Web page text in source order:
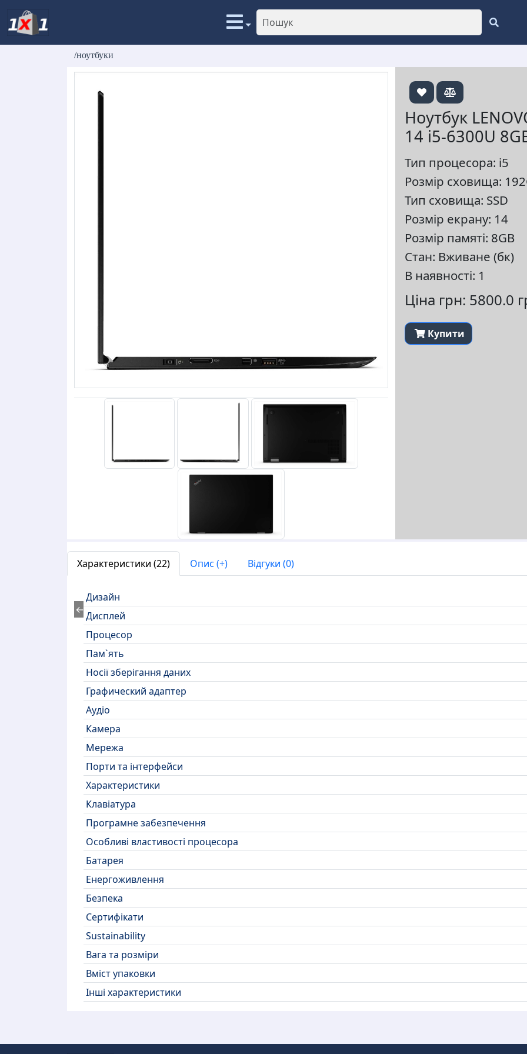
/ноутбуки
← →
Ноутбук
14 i5-6300U
Тип процесора: i5
Розмір сховища:
Тип сховища: SSD
Розмір екрану: 14
Розмір памяті: 8GB
Стан: Вживане (бк)
В наявності: 1
Ціна грн: 5800.0
Купити
Характеристики (22) Опис (+) Відгуки (0)
Дизайн
Дисплей
Процесор
Пам`ять
Носії зберігання даних
Графический адаптер
Аудіо
Камера
Мережа
Порти та інтерфейси
Характеристики
Клавіатура
Програмне забезпечення
Особливі властивості процесора
Батарея
Енергоживлення
Безпека
Сертифікати
Sustainability
Вага та розміри
Вміст упаковки
Інші характеристики